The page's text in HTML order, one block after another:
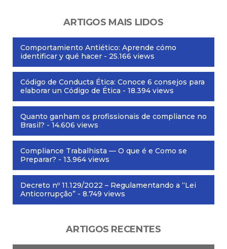
ARTIGOS MAIS LIDOS
Comportamiento Antiético: Aprende cómo
identificar y qué hacer - 25.166 views
Código de Conducta Ética: Conoce 6 consejos para
elaborar un Código de Ética - 18.394 views
Quanto ganham os profissionais de compliance no
Brasil? - 14.606 views
Compliance Trabalhista — O que é e Como se
Preparar? - 13.964 views
Decreto nº 11.129/2022 – Regulamentando a “Lei
Anticorrupção” - 8.749 views
ARTIGOS RECENTES